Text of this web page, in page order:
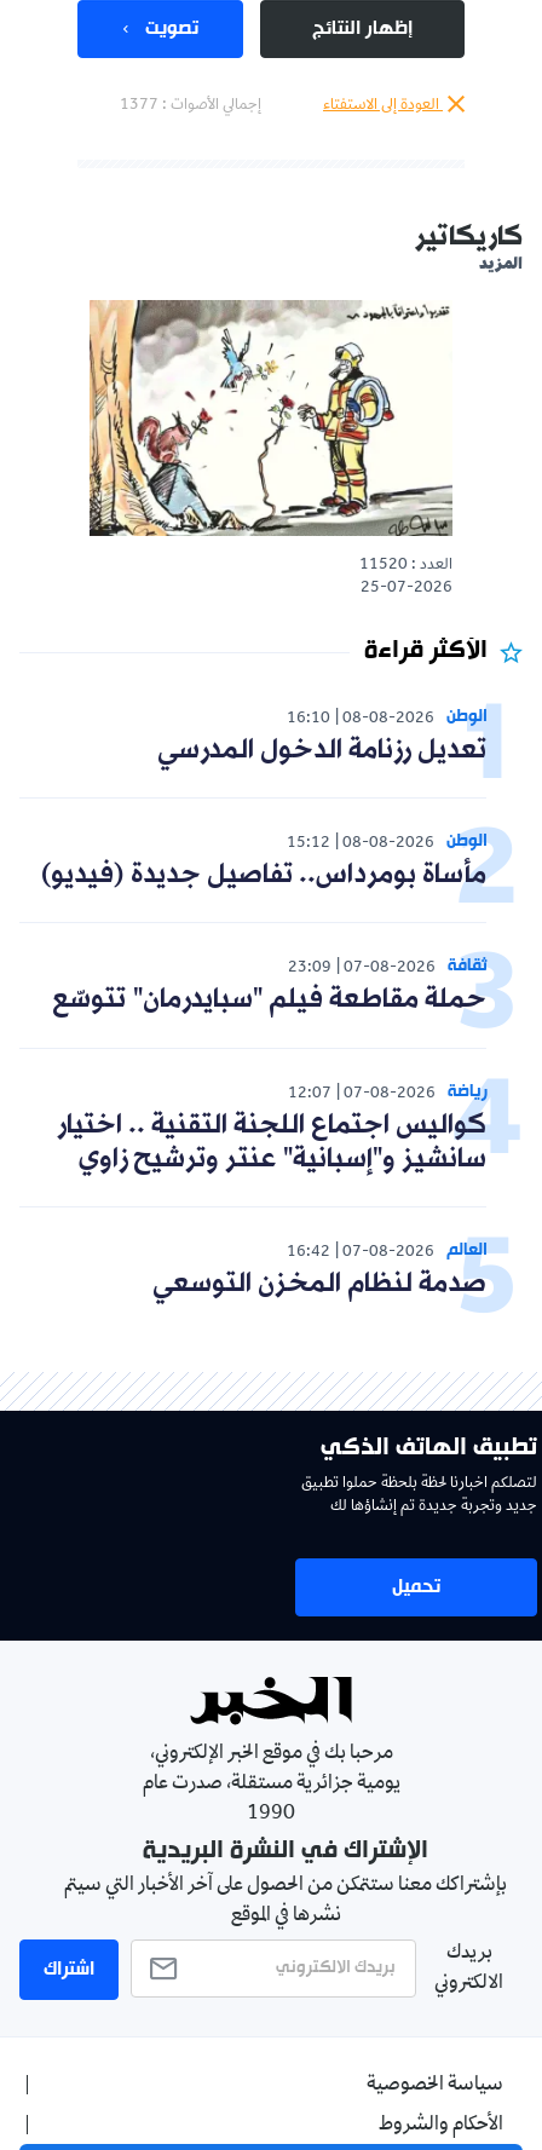
إظهار النتائج تصويت
العودة إلى الاستفتاء إجمالي الأصوات : 1377
كاريكاتير
المزيد
العدد : 11520
25-07-2026
الأكثر قراءة
الوطن 08-08-2026
16:10
تعديل رزنامة الدخول المدرسي
الوطن 08-08-2026
15:12
مأساة بومرداس.. تفاصيل جديدة (فيديو)
ثقافة 07-08-2026
23:09
حملة مقاطعة فيلم "سبايدرمان" تتوسّع
رياضة 07-08-2026
12:07
كواليس اجتماع اللجنة التقنية .. اختيار
سانشيز و"إسبانية" عنتر وترشيح زاوي
العالم 07-08-2026
16:42
صدمة لنظام المخزن التوسعي
تطبيق الهاتف الذكي
لتصلكم اخبارنا لحظة بلحظة حملوا تطبيق
جديد وتجربة جديدة تم إنشاؤها لك
تحميل
مرحبا بك في موقع الخبر الإلكتروني،
يومية جزائرية مستقلة، صدرت عام
1990
الإشتراك في النشرة البريدية
بإشتراكك معنا ستتمكن من الحصول على آخر الأخبار التي سيتم
نشرها في الموقع
بريدك
الالكتروني
اشتراك
سياسة الخصوصية
الأحكام والشروط